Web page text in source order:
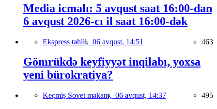
Media icmalı: 5 avqust saat 16:00-dan
6 avqust 2026-cı il saat 16:00-dək
Ekspress təhlil, 06 avqust, 14:51 463
Gömrükdə keyfiyyət inqilabı, yoxsa
yeni bürokratiya?
Keçmiş Sovet məkanı, 06 avqust, 14:37 495